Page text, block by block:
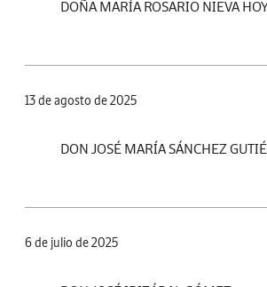
DOÑA MARÍA ROSARIO NIEVA
13 de agosto de 2025
DON JOSÉ MARÍA SÁNCHEZ
6 de julio de 2025